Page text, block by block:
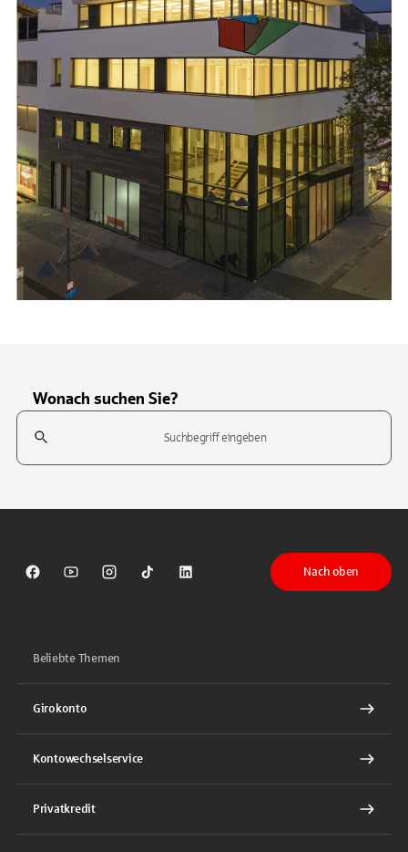
Wonach suchen Sie?
Suchfeld
Sparkasse auf Facebook
Sparkasse auf Youtube
Sparkasse auf Instagram
Sparkasse auf TikTok
Sparkasse auf LinkedIn
Nach oben
Beliebte Themen
Girokonto
Kontowechselservice
Privatkredit